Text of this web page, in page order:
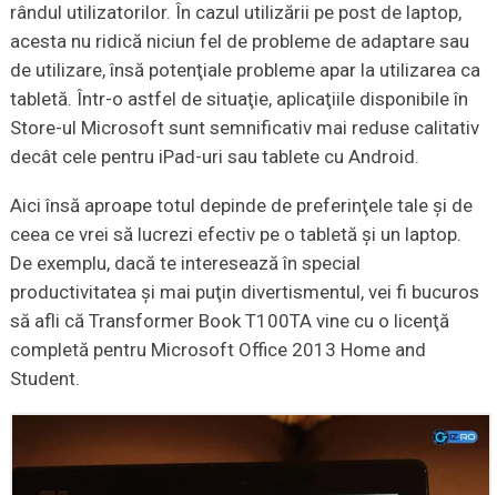
rândul utilizatorilor. În cazul utilizării pe post de laptop,
acesta nu ridică niciun fel de probleme de adaptare sau
de utilizare, însă potenţiale probleme apar la utilizarea ca
tabletă. Într-o astfel de situaţie, aplicaţiile disponibile în
Store-ul Microsoft sunt semnificativ mai reduse calitativ
decât cele pentru iPad-uri sau tablete cu Android.
Aici însă aproape totul depinde de preferinţele tale şi de
ceea ce vrei să lucrezi efectiv pe o tabletă şi un laptop.
De exemplu, dacă te interesează în special
productivitatea şi mai puţin divertismentul, vei fi bucuros
să afli că Transformer Book T100TA vine cu o licenţă
completă pentru Microsoft Office 2013 Home and
Student.